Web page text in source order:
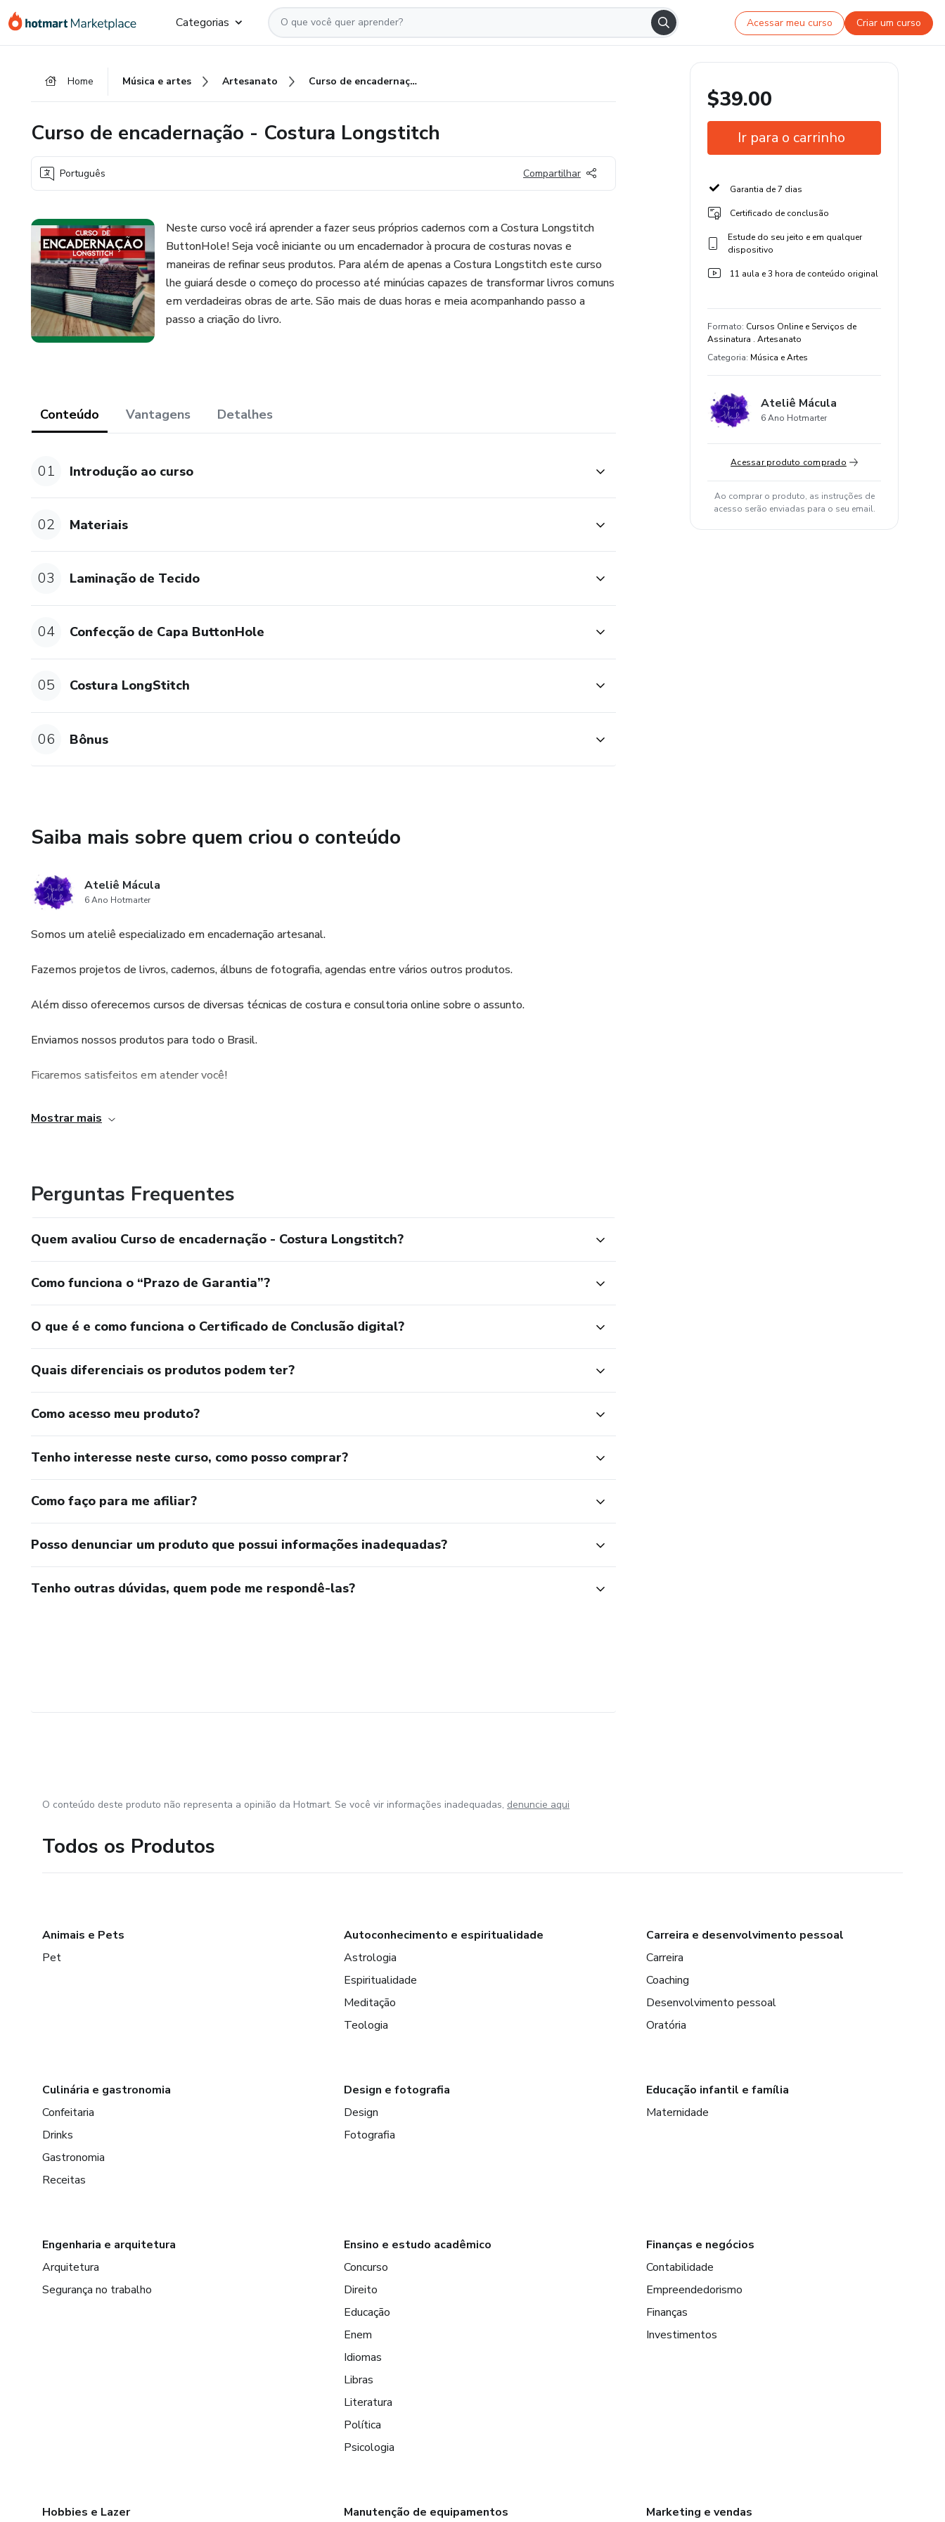
para
para
para
Categorias Acessar meu curso Criar um curso
Home Música e artes Artesanato Curso de encadernação - Costura Longstitch
Curso de encadernação - Costura Longstitch
Português Compartilhar
Neste curso você irá aprender a fazer seus próprios cadernos com a Costura Longstitch
ButtonHole! Seja você iniciante ou um encadernador à procura de costuras novas e
maneiras de refinar seus produtos. Para além de apenas a Costura Longstitch este curso
lhe guiará desde o começo do processo até minúcias capazes de transformar livros comuns
em verdadeiras obras de arte. São mais de duas horas e meia acompanhando passo a
passo a criação do livro.
Conteúdo Vantagens Detalhes
01 Introdução ao curso
02 Materiais
03 Laminação de Tecido
04 Confecção de Capa ButtonHole
05 Costura LongStitch
06 Bônus
Saiba mais sobre quem criou o conteúdo
Ateliê Mácula
6 Ano Hotmarter
Somos um ateliê especializado em encadernação artesanal.
Fazemos projetos de livros, cadernos, álbuns de fotografia, agendas entre vários outros produtos.
Além disso oferecemos cursos de diversas técnicas de costura e consultoria online sobre o assunto.
Enviamos nossos produtos para todo o Brasil.
Ficaremos satisfeitos em atender você!
Entre em contato por e-mail ou whatsapp:
Conheça nossas redes sociais!
Facebook: Ateliê Mácula
Instagram: @ateliemacula
Mostrar mais
Perguntas Frequentes
Quem avaliou Curso de encadernação - Costura Longstitch?
Como funciona o “Prazo de Garantia”?
O que é e como funciona o Certificado de Conclusão digital?
Quais diferenciais os produtos podem ter?
Como acesso meu produto?
Tenho interesse neste curso, como posso comprar?
Como faço para me afiliar?
Posso denunciar um produto que possui informações inadequadas?
Tenho outras dúvidas, quem pode me respondê-las?
$39.00
Ir para o carrinho
Garantia de 7 dias
Certificado de conclusão
Estude do seu jeito e em qualquer
dispositivo
11 aula e 3 hora de conteúdo original
Formato: Cursos Online e Serviços de
Assinatura . Artesanato
Categoria: Música e Artes
Ateliê Mácula
6 Ano Hotmarter
Acessar produto comprado
Ao comprar o produto, as instruções de
acesso serão enviadas para o seu email.
O conteúdo deste produto não representa a opinião da Hotmart. Se você vir informações inadequadas, denuncie aqui
Todos os Produtos
Animais e Pets
Pet
Autoconhecimento e espiritualidade
Astrologia
Espiritualidade
Meditação
Teologia
Carreira e desenvolvimento pessoal
Carreira
Coaching
Desenvolvimento pessoal
Oratória
Culinária e gastronomia
Confeitaria
Drinks
Gastronomia
Receitas
Design e fotografia
Design
Fotografia
Educação infantil e família
Maternidade
Engenharia e arquitetura
Arquitetura
Segurança no trabalho
Ensino e estudo acadêmico
Concurso
Direito
Educação
Enem
Idiomas
Libras
Literatura
Política
Psicologia
Finanças e negócios
Contabilidade
Empreendedorismo
Finanças
Investimentos
Hobbies e Lazer Manutenção de equipamentos Marketing e vendas